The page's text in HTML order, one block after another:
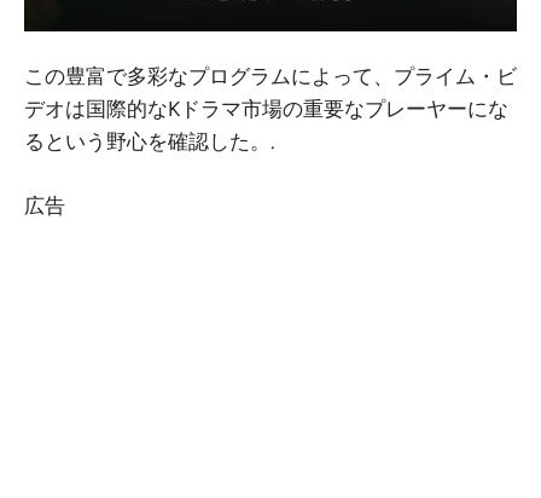
この豊富で多彩なプログラムによって、プライム・ビ
デオは国際的なKドラマ市場の重要なプレーヤーにな
るという野心を確認した。.
広告